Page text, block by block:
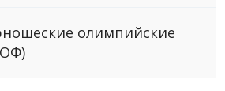
олимпийские